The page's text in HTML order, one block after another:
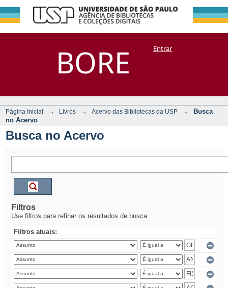
BORE
Busca no Acervo
DSpace/Manakin + CoriscoEntrar
Página Inicial → Livros → Acervo das Bibliotecas da USP →
Busca
no Acervo
Busca no Acervo
Filtros
Use filtros para refinar os resultados de busca.
Filtros atuais: